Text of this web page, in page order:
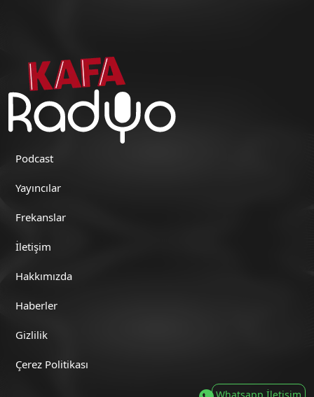
Podcast
Yayıncılar
Frekanslar
İletişim
Hakkımızda
Haberler
Gizlilik
Çerez Politikası